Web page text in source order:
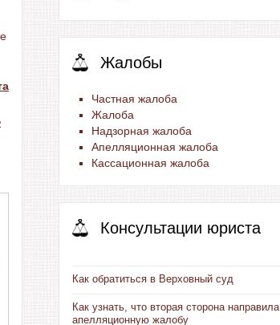
Жалобы
Частная жалоба
Жалоба
Надзорная жалоба
Апелляционная жалоба
Кассационная жалоба
Консультации юриста
Как обратиться в Верховный суд
Как узнать, что вторая сторона направила
апелляционную жалобу